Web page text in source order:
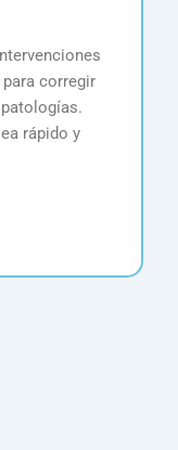
corregir
rápido y